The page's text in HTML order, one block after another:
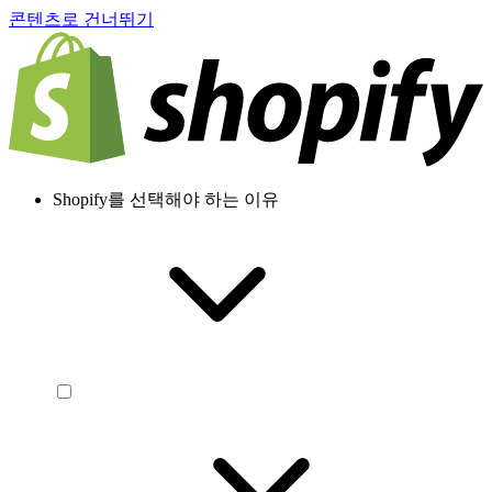
콘텐츠로 건너뛰기
Shopify를 선택해야 하는 이유